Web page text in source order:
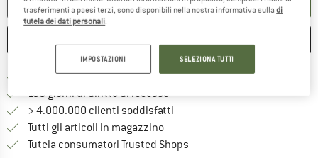
Porto franco da 69 € (IT)Qui trovi ulteriori informazioni sulle
100 giorni di diritto di recessoVai alla politica di recesso qui
> 4.000.000 clienti soddisfatti
Tutti gli articoli in magazzino
Tutela consumatori Trusted Shops
trasferimenti a paesi terzi, sono disponibili nella nostra informativa sulladi
tutela dei dati personali
IMPOSTAZIONI SELEZIONA TUTTI